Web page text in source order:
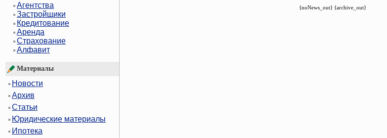
Агентства
Застройщики
Кредитование
Аренда
Страхование
Алфавит
Материалы
Новости
Архив
Статьи
Юридические материалы
Ипотека
{noNews_out} {archive_out}